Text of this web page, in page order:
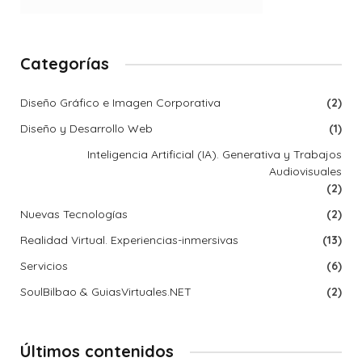
Categorías
Diseño Gráfico e Imagen Corporativa
(2)
Diseño y Desarrollo Web
(1)
Inteligencia Artificial (IA). Generativa y Trabajos
Audiovisuales
(2)
Nuevas Tecnologías
(2)
Realidad Virtual. Experiencias-inmersivas
(13)
Servicios
(6)
SoulBilbao & GuiasVirtuales.NET
(2)
Últimos contenidos